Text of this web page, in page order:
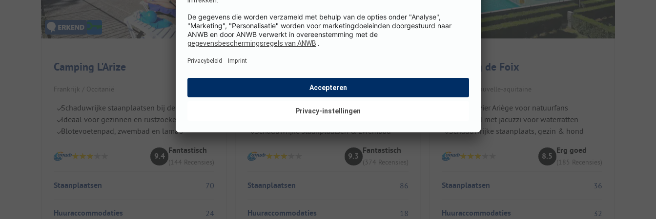
Camping L'Arize
Frankrijk / Occitanië
Schaduwrijke staanplaatsen bij de rivier
Ideaal voor gezinnen en rustzoekers
Blotevoetenpad, zwembad en lama's
9.4
Fantastisch
(144 Recensies)
Staanplaatsen 70
Huuraccommodaties 24
Bergen & rivier voor natuurliefhebbers
Schaduwrijke staanplaatsen & zwembad
9.3
Fantastisch
(374 Recensies)
Staanplaatsen 86
Huuraccommodaties 18
Camping de Foix
Frankrijk / Nouvelle-aquitaine
Aan de rivier Ariège voor natuurfans
Zwembad met jacuzzi voor waterratten
Schaduwrijke staanplaats, gezin & hond
8.5
Erg goed
(185 Recensies)
Staanplaatsen 36
Huuraccommodaties 32